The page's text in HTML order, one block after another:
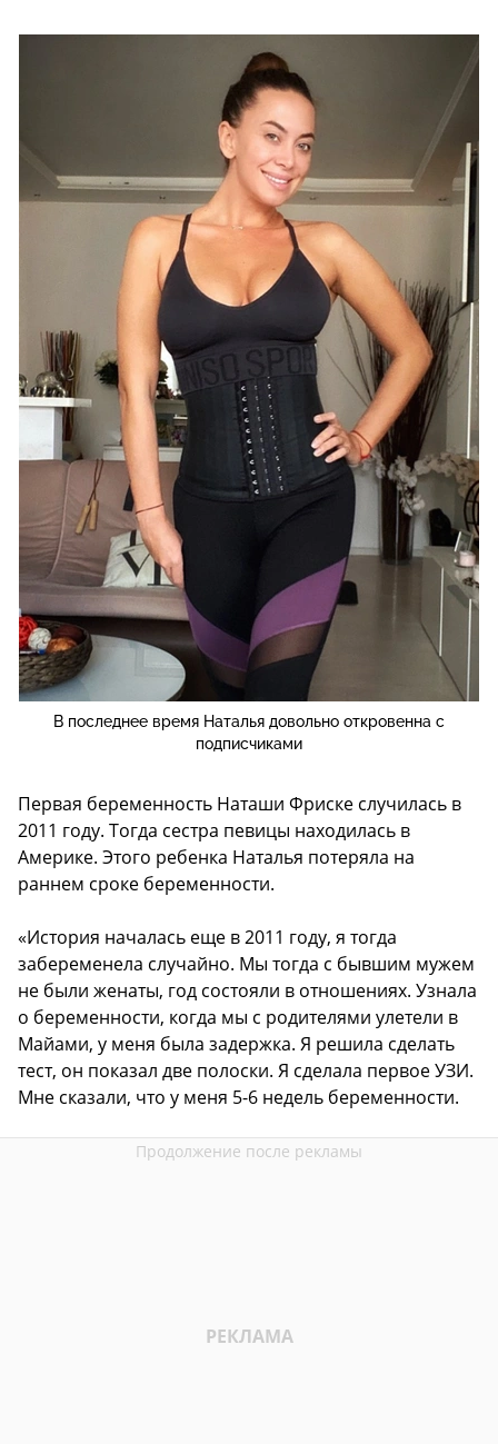
В последнее время Наталья довольно откровенна с
подписчиками
Первая беременность Наташи Фриске случилась в
2011 году. Тогда сестра певицы находилась в
Америке. Этого ребенка Наталья потеряла на
раннем сроке беременности.
«История началась еще в 2011 году, я тогда
забеременела случайно. Мы тогда с бывшим мужем
не были женаты, год состояли в отношениях. Узнала
о беременности, когда мы с родителями улетели в
Майами, у меня была задержка. Я решила сделать
тест, он показал две полоски. Я сделала первое УЗИ.
Мне сказали, что у меня 5-6 недель беременности.